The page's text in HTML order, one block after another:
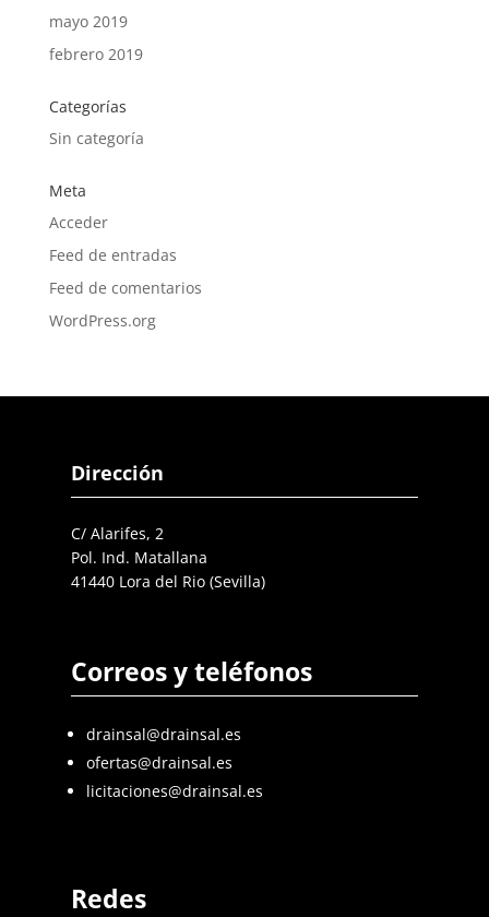
mayo 2019
febrero 2019
Categorías
Sin categoría
Meta
Acceder
Feed de entradas
Feed de comentarios
WordPress.org
Dirección
C/ Alarifes, 2
Pol. Ind. Matallana
41440 Lora del Rio (Sevilla)
Correos y teléfonos
drainsal@drainsal.es
ofertas@drainsal.es
licitaciones@drainsal.es
Redes